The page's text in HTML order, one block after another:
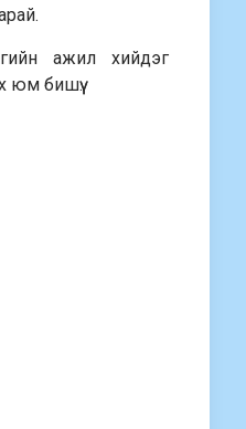
ажил хийдэг
юм бишүү.